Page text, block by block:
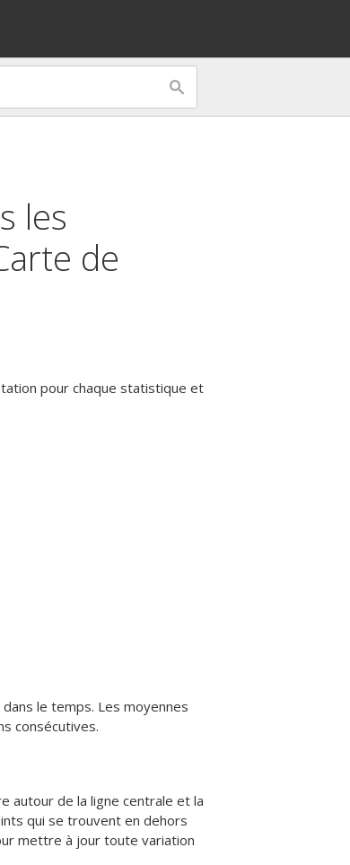
les
de
pour chaque statistique et
le temps. Les moyennes
consécutives.
autour de la ligne centrale et la
qui se trouvent en dehors
mettre à jour toute variation